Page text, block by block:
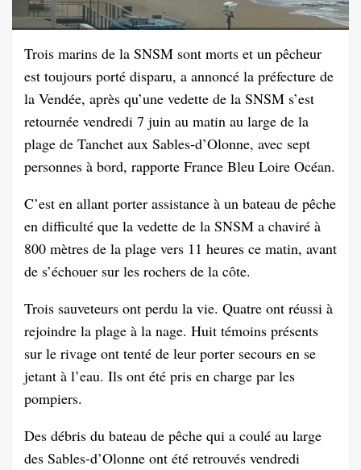
Trois marins de la SNSM sont morts et un pêcheur
est toujours porté disparu, a annoncé la préfecture de
la Vendée, après qu’une vedette de la SNSM s’est
retournée vendredi 7 juin au matin au large de la
plage de Tanchet aux Sables-d’Olonne, avec sept
personnes à bord, rapporte France Bleu Loire Océan.
C’est en allant porter assistance à un bateau de pêche
en difficulté que la vedette de la SNSM a chaviré à
800 mètres de la plage vers 11 heures ce matin, avant
de s’échouer sur les rochers de la côte.
Trois sauveteurs ont perdu la vie. Quatre ont réussi à
rejoindre la plage à la nage. Huit témoins présents
sur le rivage ont tenté de leur porter secours en se
jetant à l’eau. Ils ont été pris en charge par les
pompiers.
Des débris du bateau de pêche qui a coulé au large
des Sables-d’Olonne ont été retrouvés vendredi